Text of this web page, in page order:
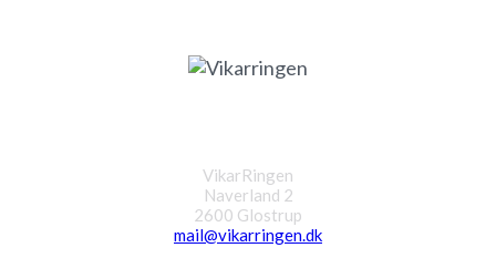
VikarRingen
Naverland 2
2600 Glostrup
mail@vikarringen.dk